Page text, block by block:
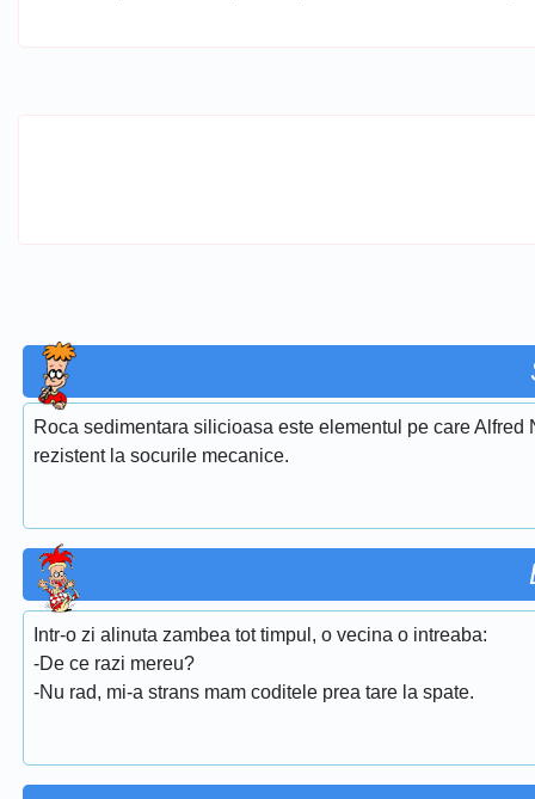
Roca sedimentara silicioasa este elementul pe care
rezistent la socurile mecanice.
Intr-o zi alinuta zambea tot timpul, o vecina o intreaba:
-De ce razi mereu?
-Nu rad, mi-a strans mam coditele prea tare la spate.